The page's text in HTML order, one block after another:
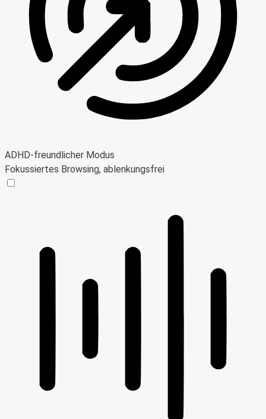
ADHD-freundlicher Modus
Fokussiertes Browsing, ablenkungsfrei